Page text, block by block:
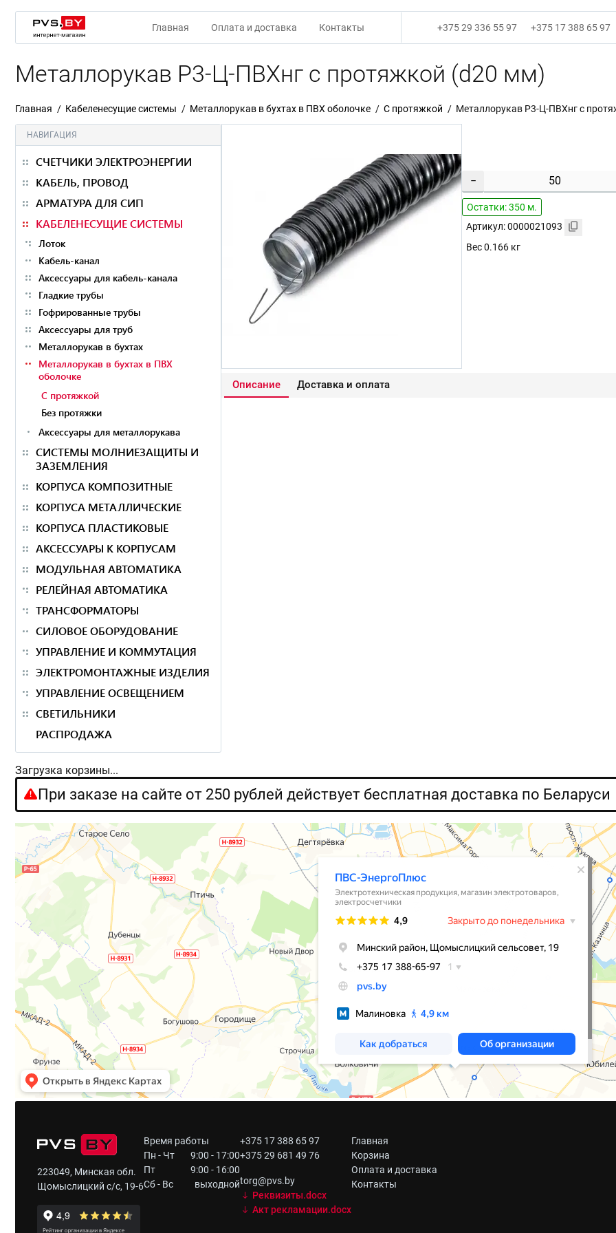
Главная Оплата и доставка Контакты +375 29 336 55 97 +375 17 388 65 97
Металлорукав Р3-Ц-ПВХнг с протяжкой (d20 мм)
Главная Кабеленесущие системы Металлорукав в бухтах в ПВХ оболочке С протяжкой Металлорукав Р3-Ц-ПВХнг с
НАВИГАЦИЯ
СЧЕТЧИКИ ЭЛЕКТРОЭНЕРГИИ
КАБЕЛЬ, ПРОВОД
АРМАТУРА ДЛЯ СИП
КАБЕЛЕНЕСУЩИЕ СИСТЕМЫ
Лоток
Кабель-канал
Аксессуары для кабель-канала
Гладкие трубы
Гофрированные трубы
Аксессуары для труб
Металлорукав в бухтах
Металлорукав в бухтах в ПВХ
оболочке
С протяжкой
Без протяжки
Аксессуары для металлорукава
СИСТЕМЫ МОЛНИЕЗАЩИТЫ И
ЗАЗЕМЛЕНИЯ
КОРПУСА КОМПОЗИТНЫЕ
КОРПУСА МЕТАЛЛИЧЕСКИЕ
КОРПУСА ПЛАСТИКОВЫЕ
АКСЕССУАРЫ К КОРПУСАМ
МОДУЛЬНАЯ АВТОМАТИКА
РЕЛЕЙНАЯ АВТОМАТИКА
ТРАНСФОРМАТОРЫ
СИЛОВОЕ ОБОРУДОВАНИЕ
УПРАВЛЕНИЕ И КОММУТАЦИЯ
ЭЛЕКТРОМОНТАЖНЫЕ ИЗДЕЛИЯ
УПРАВЛЕНИЕ ОСВЕЩЕНИЕМ
СВЕТИЛЬНИКИ
РАСПРОДАЖА
−
Остатки: 350 м.
Артикул: 0000021093
Вес 0.166 кг
Описание Доставка и оплата
Загрузка корзины...
При заказе на сайте от 250 рублей действует бесплатная доставка по Беларуси
223049, Минская обл.
Щомыслицкий с/с, 19-6
Время работы
Пн - Чт
9:00 - 17:00
Пт
9:00 - 16:00
Сб - Вс
выходной
+375 17 388 65 97
+375 29 681 49 76
torg@pvs.by
Реквизиты.docx
Акт рекламации.docx
Главная
Корзина
Оплата и доставка
Контакты